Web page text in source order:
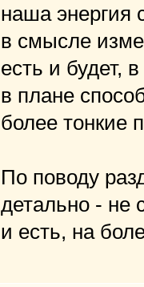
наша энергия
в смысле
есть и будет,
в плане
более тонкие
По поводу
детально - не
и есть, на